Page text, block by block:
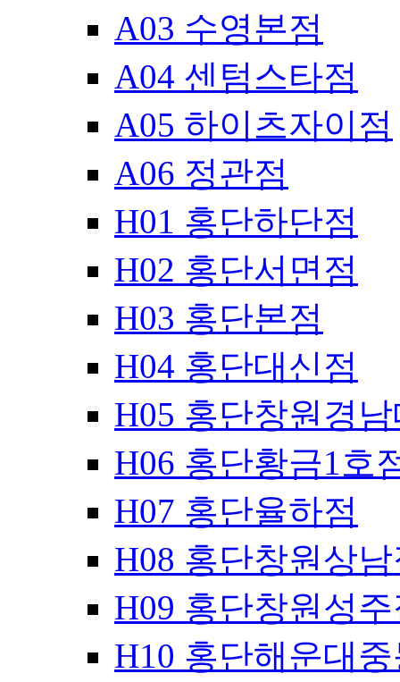
A03 수영본점
A04 센텀스타점
A05 하이츠자이점
A06 정관점
H01 홍단하단점
H02 홍단서면점
H03 홍단본점
H04 홍단대신점
H05 홍단창원경
H06 홍단황금1호
H07 홍단율하점
H08 홍단창원상
H09 홍단창원성
H10 홍단해운대